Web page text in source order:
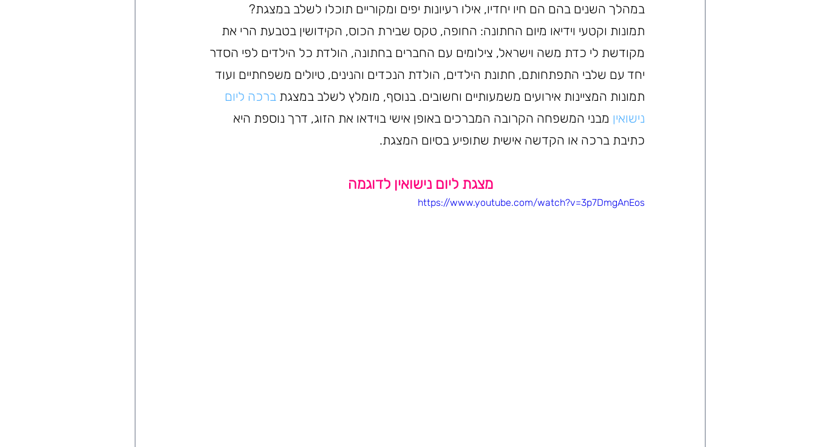
במהלך השנים בהם הם חיו יחדיו, אילו רעיונות יפים ומקוריים תוכלו לשלב במצגת?
תמונות וקטעי וידיאו מיום החתונה: החופה, טקס שבירת הכוס, הקידושין בטבעת הרי את
מקודשת לי כדת משה וישראל, צילומים עם החברים בחתונה, הולדת כל הילדים לפי הסדר
יחד עם שלבי התפתחותם, חתונת הילדים, הולדת הנכדים והנינים, טיולים משפחתיים ועוד
תמונות המציינות אירועים משמעותיים וחשובים. בנוסף, מומלץ לשלב במצגת ברכה ליום
נישואין מבני המשפחה הקרובה המברכים באופן אישי בוידאו את הזוג, דרך נוספת היא
כתיבת ברכה או הקדשה אישית שתופיע בסיום המצגת.
מצגת ליום נישואין לדוגמה
https://www.youtube.com/watch?v=3p7DmgAnEos